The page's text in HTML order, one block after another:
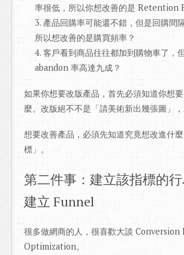
率很低，所以你想改善的是 Retention
產品回購率可能還不錯，但是回購間
所以想改善的是購買頻率？
客戶看到商品往往都加到購物車了，
abandon 率高達九成？
如果你想要改版產品，首先必須知道你想
麼。改版絕不不是「請美術新出幾張圖」，
想要改善產品，必須先知道究竟想改進什
標」。
第二件事：建立該指標的行
建立 Funnel
很多做網商的人，很喜歡大談 Conversion
Optimization。